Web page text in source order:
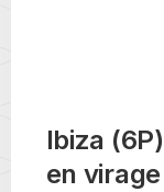
Ibiza
en